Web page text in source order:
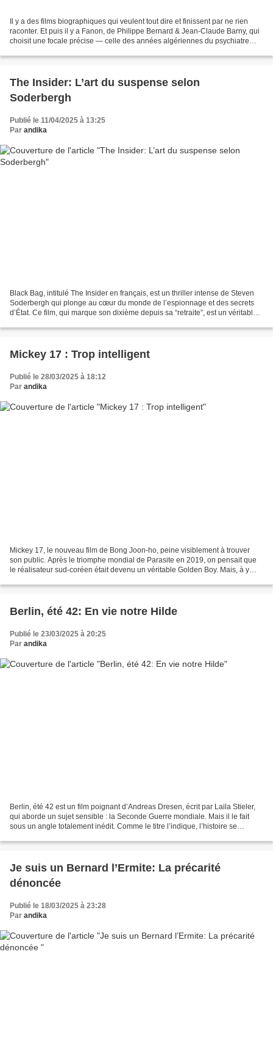
Il y a des films biographiques qui veulent tout dire et finissent par ne rien
raconter. Et puis il y a Fanon, de Philippe Bernard & Jean-Claude Barny, qui
choisit une focale précise — celle des années algériennes du psychiatre
The Insider: L’art du suspense selon
Soderbergh
Publié le 11/04/2025 à 13:25
Par andika
Black Bag, intitulé The Insider en français, est un thriller intense de Steven
Soderbergh qui plonge au cœur du monde de l’espionnage et des secrets
d’État. Ce film, qui marque son dixième depuis sa “retraite”, est un véritable
Mickey 17 : Trop intelligent
Publié le 28/03/2025 à 18:12
Par andika
Mickey 17, le nouveau film de Bong Joon-ho, peine visiblement à trouver
son public. Après le triomphe mondial de Parasite en 2019, on pensait que
le réalisateur sud-coréen était devenu un véritable Golden Boy. Mais, à y
Berlin, été 42: En vie notre Hilde
Publié le 23/03/2025 à 20:25
Par andika
Berlin, été 42 est un film poignant d’Andreas Dresen, écrit par Laila Stieler,
qui aborde un sujet sensible : la Seconde Guerre mondiale. Mais il le fait
sous un angle totalement inédit. Comme le titre l’indique, l’histoire se
Je suis un Bernard l’Ermite: La précarité
dénoncée
Publié le 18/03/2025 à 23:28
Par andika